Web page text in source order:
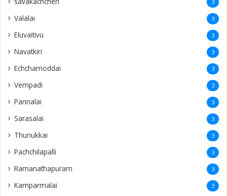
3
Valalai 3
Eluvaitivu 3
Navatkiri 3
Echchamoddai 3
Vempadi 3
Pannalai 3
Sarasalai 3
Thunukkai 3
Pachchilapalli 3
Ramanathapuram 3
Kamparmalai 3